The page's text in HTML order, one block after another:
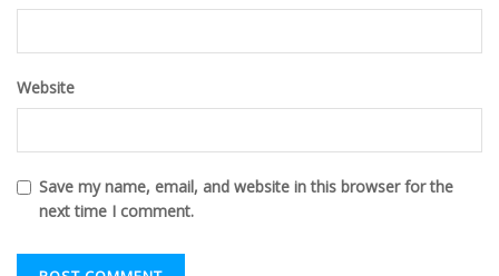
Website
Save my name, email, and website in this browser for the
next time I comment.